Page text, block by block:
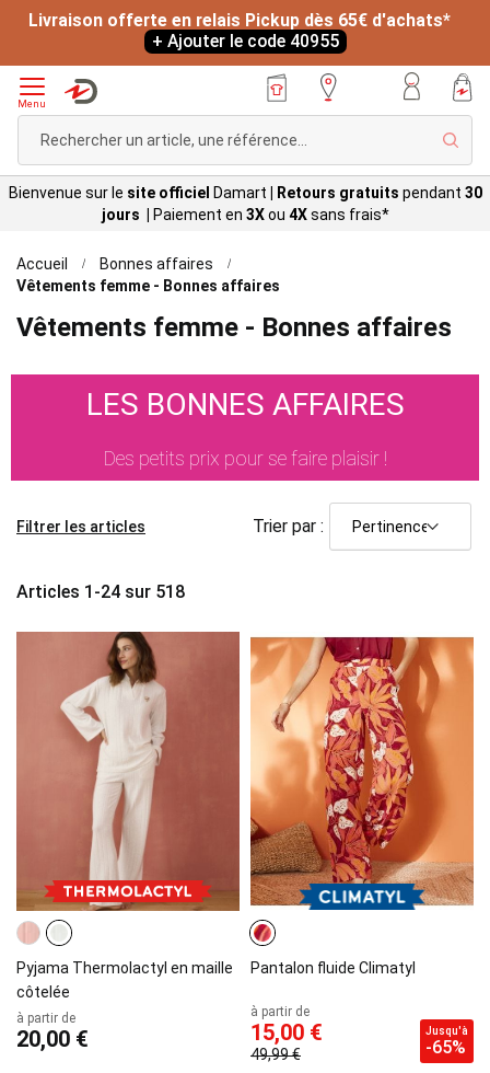
Livraison offerte en relais Pickup dès 65€ d'achats*
+ Ajouter le code 40955
Menu
Bienvenue sur le site officiel Damart Retours gratuits pendant 30
jours |
Paiement en 3Xou 4Xsans frais*
Accueil
Bonnes affaires
Vêtements femme - Bonnes affaires
Vêtements femme - Bonnes affaires
LES BONNES AFFAIRES
Des petits prix pour se faire plaisir !
Articles 1 -24 sur 518
Trier par :
Pyjama Thermolactyl en maille
côtelée
à partir de
20,00 €
Pantalon fluide Climatyl
à partir de
15,00 €
49,99 €
Jusqu'à
-65%
Filtrer les articles